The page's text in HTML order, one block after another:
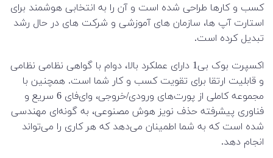
کسب و کارها طراحی شده است و آن را به انتخابی هوشمند برای
استارت آپ ها، سازمان های آموزشی و شرکت های در حال رشد
تبدیل کرده است.
اکسپرت بوک بی1 دارای عملکرد بالا، دوام با گواهی نظامی نظامی
و قابلیت ارتقا برای تقویت کسب و کار شما است. همچنین با
مجموعه کاملی از پورت‌های ورودی/خروجی، وای‌فای 6 سریع و
فناوری پیشرفته حذف نویز هوش مصنوعی، به گونه‌ای مهندسی
شده است که به شما اطمینان می‌دهد که هر کاری را می‌تواند
انجام دهد.